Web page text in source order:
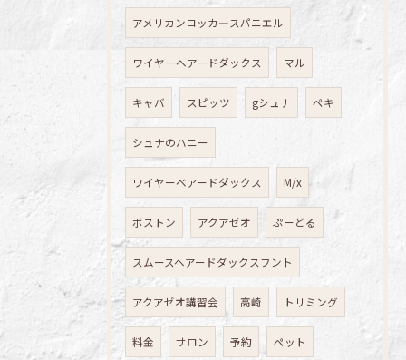
アメリカンコッカ―スパニエル
ワイヤーへアードダックス マル
キャバ スピッツ gシュナ ペキ
シュナのハニー
ワイヤーベアードダックス M/x
ボストン アクアゼオ ぷーどる
スムースヘアードダックスフント
アクアゼオ講習会 高崎 トリミング
料金 サロン 予約 ペット